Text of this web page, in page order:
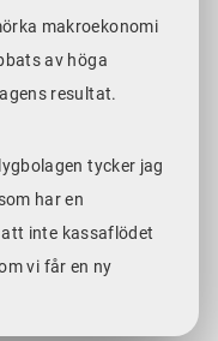
makroekonomi
av höga
resultat.
tycker jag
har en
inte kassaflödet
vi får en ny